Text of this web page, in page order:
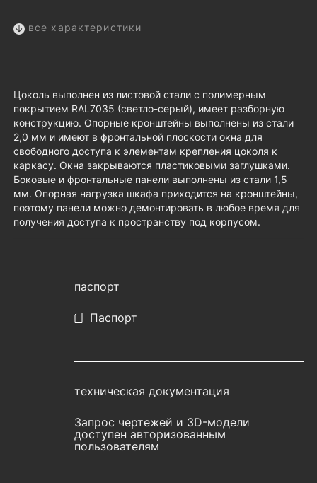
все характеристики
Цоколь выполнен из листовой стали с полимерным
покрытием RAL7035 (светло-серый), имеет разборную
конструкцию. Опорные кронштейны выполнены из стали
2,0 мм и имеют в фронтальной плоскости окна для
свободного доступа к элементам крепления цоколя к
каркасу. Окна закрываются пластиковыми заглушками.
Боковые и фронтальные панели выполнены из стали 1,5
мм. Опорная нагрузка шкафа приходится на кронштейны,
поэтому панели можно демонтировать в любое время для
получения доступа к пространству под корпусом.
паспорт
Паспорт
техническая документация
Запрос чертежей и 3D-модели
доступен авторизованным
пользователям